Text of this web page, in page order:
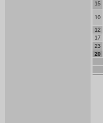
15
10
12
17
23
20